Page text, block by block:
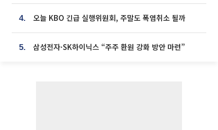
4. 오늘 KBO 긴급 실행위원회, 주말도 폭염취소 될까
5. 삼성전자·SK하이닉스 “주주 환원 강화 방안 마련”